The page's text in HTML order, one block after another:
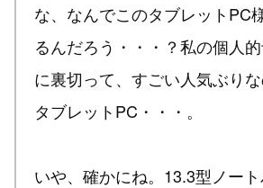
な、なんでこのタブレットPC
るんだろう・・・？私の個人
に裏切って、すごい人気ぶり
タブレットPC・・・。
いや、確かにね。13.3型ノー